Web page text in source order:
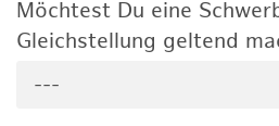
Möchtest Du eine
Gleichstellung geltend
---